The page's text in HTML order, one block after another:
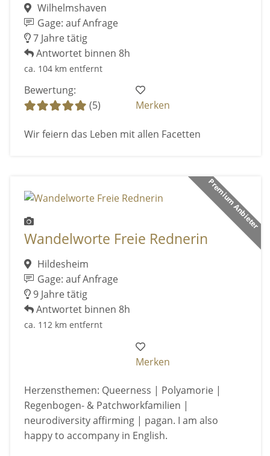
Wilhelmshaven
Gage: auf Anfrage
7 Jahre tätig
Antwortet binnen 8h
ca. 104 km entfernt
Bewertung:
(5)
Merken
Wir feiern das Leben mit allen Facetten
Premium Anbieter
Wandelworte Freie Rednerin
Hildesheim
Gage: auf Anfrage
9 Jahre tätig
Antwortet binnen 8h
ca. 112 km entfernt
Merken
Herzensthemen: Queerness | Polyamorie |
Regenbogen- & Patchworkfamilien |
neurodiversity affirming | pagan. I am also
happy to accompany in English.